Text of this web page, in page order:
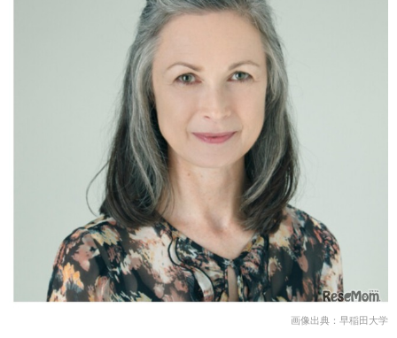
画像出典：早稲田大学